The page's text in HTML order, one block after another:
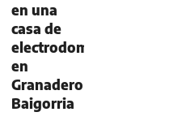
en una
casa de
electrodomésticos
en
Granadero
Baigorria